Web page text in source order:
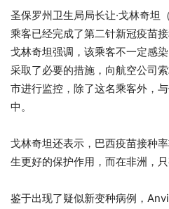
圣保罗州卫生局局长让·戈林奇
乘客已经完成了第二针新冠疫苗
戈林奇坦强调，该乘客不一定感
采取了必要的措施，向航空公司
市进行监控，除了这名乘客外，
中。
戈林奇坦还表示，巴西疫苗接种
生更好的保护作用，而在非洲，
鉴于出现了疑似新变种病例，